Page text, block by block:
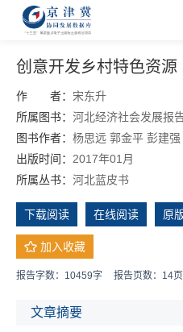
创意开发乡村特色资
作 者： 宋东升
所属图书： 河北经济社会发展报
图书作者： 杨思远 郭金平 彭建强
出版时间： 2017年01月
所属丛书： 河北蓝皮书
下载阅读 在线阅读 原
加入收藏
报告字数：10459字 报告页数：14页
文章摘要